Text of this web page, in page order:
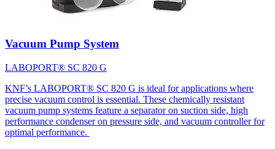
Vacuum Pump System
LABOPORT® SC 820 G
KNF’s LABOPORT® SC 820 G is ideal for applications where
precise vacuum control is essential. These chemically resistant
vacuum pump systems feature a separator on suction side, high
performance condenser on pressure side, and vacuum controller for
optimal performance.